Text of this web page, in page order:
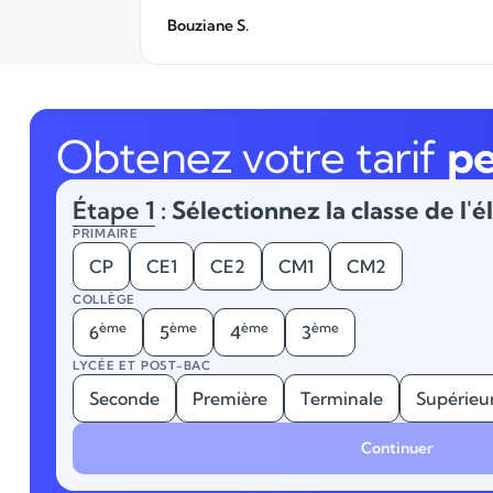
Bouziane S.
Obtenez votre tarif
Étape 1 : Sélectionnez la classe de
PRIMAIRE
CP CE1 CE2 CM1 CM2
COLLÈGE
6ème 5ème 4ème 3ème
LYCÉE ET POST-BAC
Seconde Première Terminale
Continuer